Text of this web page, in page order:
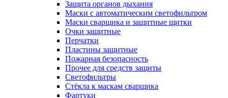
Защита органов дыхания
Маски с автоматическим светофильтром
Маски сварщика и защитные щитки
Очки защитные
Перчатки
Пластины защитные
Пожарная безопасность
Прочее для средств защиты
Светофильтры
Стёкла к маскам сварщика
Фартуки